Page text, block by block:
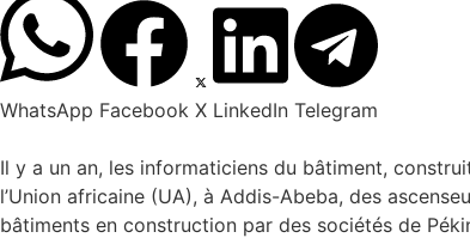
WhatsApp Facebook X LinkedIn Telegram
Il y a un an, les informaticiens du bâtiment,
l’Union africaine (UA), à Addis-Abeba, des
bâtiments en construction par des sociétés de